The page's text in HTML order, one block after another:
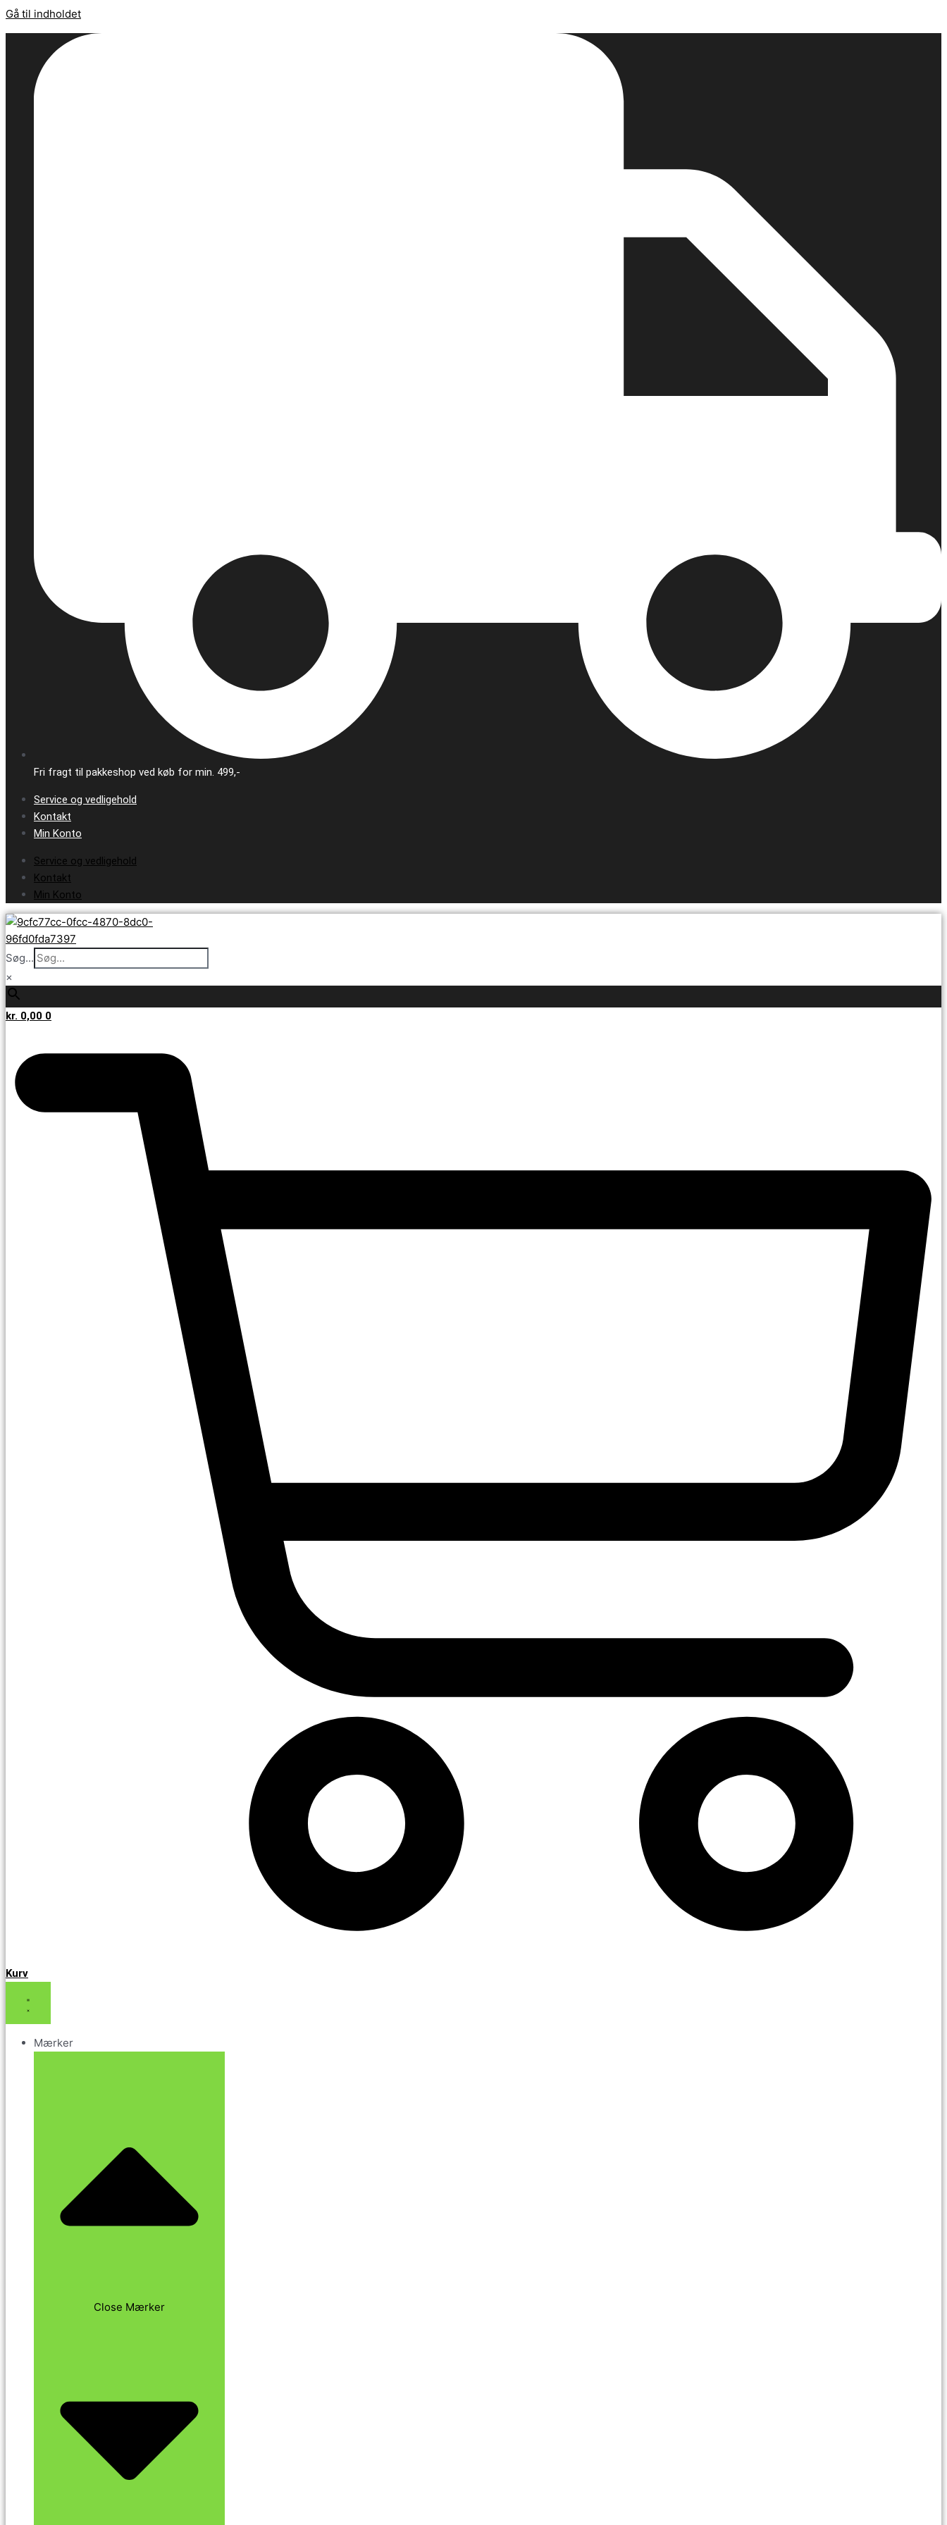
Gå til indholdet
Fri fragt til pakkeshop ved køb for min. 499,-
Service og vedligehold
Kontakt
Min Konto
Service og vedligehold
Kontakt
Min Konto
Søg...
×
kr. 0,00 0
Kurv
Mærker
Close Mærker